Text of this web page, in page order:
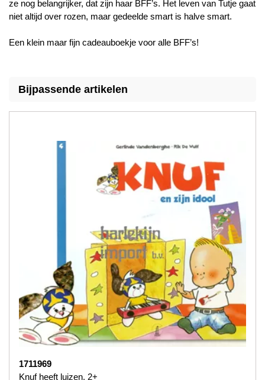
ze nog belangrijker, dat zijn haar BFF’s. Het leven van Tutje gaat
niet altijd over rozen, maar gedeelde smart is halve smart.
Een klein maar fijn cadeauboekje voor alle BFF’s!
Bijpassende artikelen
1711969
Knuf heeft luizen. 2+